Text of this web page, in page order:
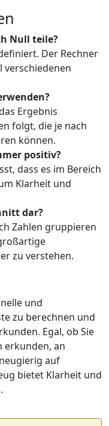
Null teile?
Der Rechner
verschiedenen
Ergebnis
folgt, die je nach
können.
positiv?
dass es im Bereich
Klarheit und
dar?
Zahlen gruppieren
zu verstehen.
und
zu berechnen und
Egal, ob Sie
erkunden, an
auf
bietet Klarheit und